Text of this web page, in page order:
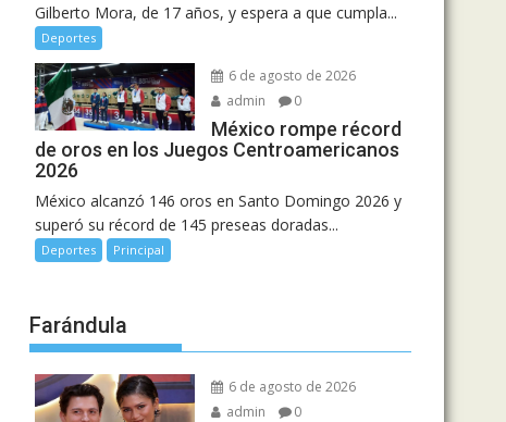
Gilberto Mora, de 17 años, y espera a que cumpla...
Deportes
6 de agosto de 2026
admin
0
México rompe récord
de oros en los Juegos Centroamericanos
2026
México alcanzó 146 oros en Santo Domingo 2026 y
superó su récord de 145 preseas doradas...
Deportes Principal
Farándula
6 de agosto de 2026
admin
0